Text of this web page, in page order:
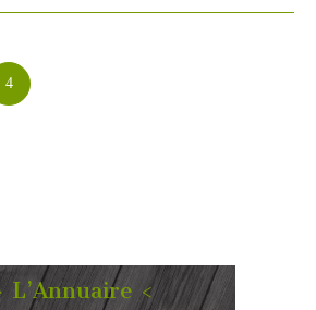
4
L’Annuaire <